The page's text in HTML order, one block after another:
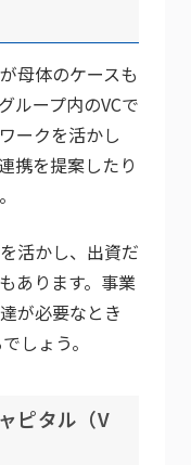
母体のケースも
ループ内のVCで
ークを活かし
携を提案したり
活かし、出資だ
あります。事業
が必要なとき
しょう。
ピタル（V